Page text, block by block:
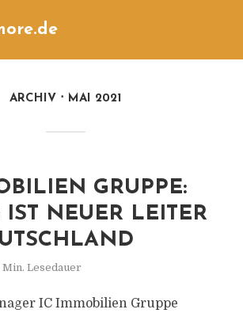
ARCHIV MAI 2021
GRUPPE:
IST NEUER LEITER
Min. Lesedauer
IC Immobilien Gruppe